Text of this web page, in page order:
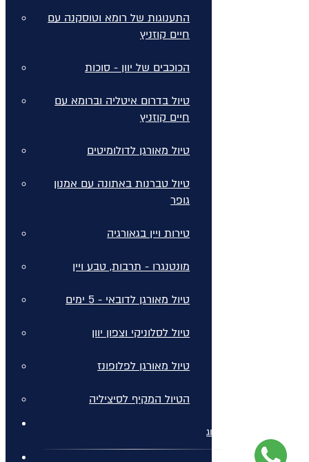
התענוגות של רומא וטוסקנה עם
חיים קוזניץ
הכוכבים של יוון - סוכות
טיול בדרום איטליה וברומא עם
חיים קוזניץ
טיול מאורגן לדולומיטים
טיול טברנות באתונה עם אמנון
גופר
טירות ויין בגאורגיה
מונטנגרו - תרבות, טבע ויין
טיול מאורגן לדובאי - 5 ימים
טיול לסלוניקי וצפון יוון
טיול מאורגן לפלופונז
הטיול המקיף לסיציליה
בלוג